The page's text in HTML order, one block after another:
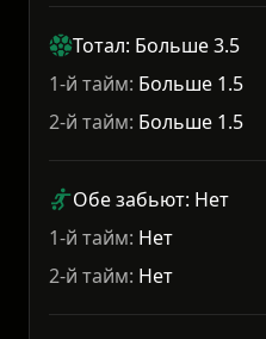
Тотал: Больше 3.5
1-й тайм: Больше 1.5
2-й тайм: Больше 1.5
Обе забьют: Нет
1-й тайм: Нет
2-й тайм: Нет